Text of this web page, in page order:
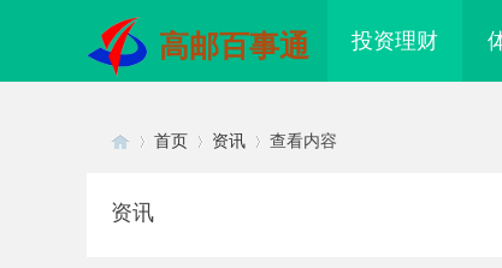
高邮百事通 投资理财
首页 资讯 查看内容
资讯